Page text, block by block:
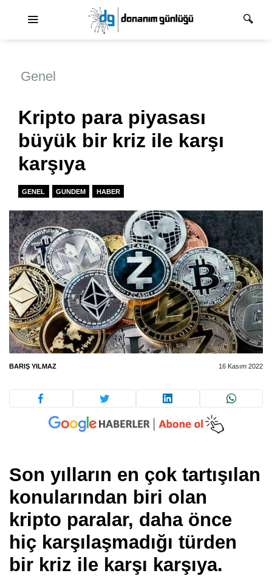
Genel
Kripto para piyasası
büyük bir kriz ile karşı
karşıya
GENEL GUNDEM HABER
BARIŞ YILMAZ 16 Kasım 2022
Son yılların en çok tartışılan
konularından biri olan
kripto paralar, daha önce
hiç karşılaşmadığı türden
bir kriz ile karşı karşıya.